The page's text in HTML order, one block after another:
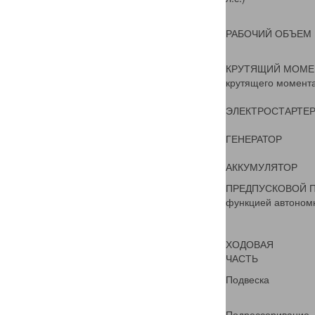
РАБОЧИЙ ОБЪЕМ
КРУТЯЩИЙ
крутящего
ГЕНЕРАТОР
АККУМУЛЯТОР
ПРЕДПУСКОВОЙ
функцией
ХОДОВАЯ
ЧАСТЬ
Подвеска